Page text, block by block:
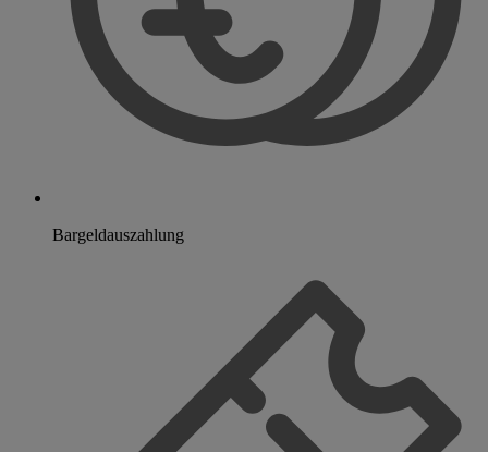
Bargeldauszahlung